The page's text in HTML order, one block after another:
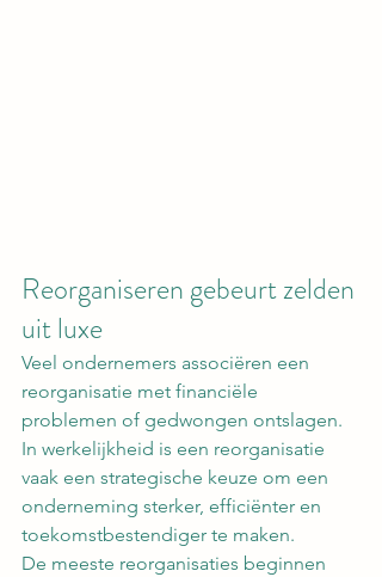
Reorganiseren gebeurt zelden
uit luxe
Veel ondernemers associëren een
reorganisatie met financiële
problemen of gedwongen ontslagen.
In werkelijkheid is een reorganisatie
vaak een strategische keuze om een
onderneming sterker, efficiënter en
toekomstbestendiger te maken.
De meeste reorganisaties beginnen